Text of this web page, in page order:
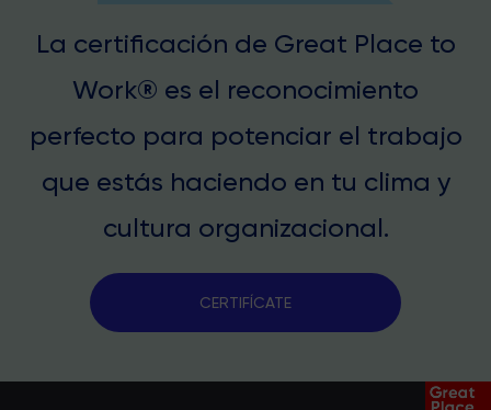
La certificación de Great Place to
Work® es el reconocimiento
perfecto para potenciar el trabajo
que estás haciendo en tu clima y
cultura organizacional.
CERTIFÍCATE